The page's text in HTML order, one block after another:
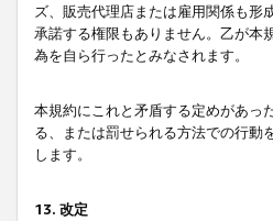
ズ、販売代理店または雇用関係も形
承諾する権限もありません。乙が本
為を自ら行ったとみなされます。
本規約にこれと矛盾する定めがあっ
る、または罰せられる方法での行動
します。
13. 改定